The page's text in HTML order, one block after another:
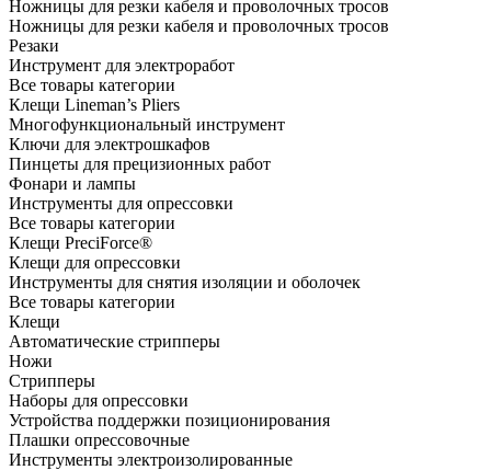
Ножницы для резки кабеля и проволочных тросов
Ножницы для резки кабеля и проволочных тросов
Резаки
Инструмент для электроработ
Все товары категории
Клещи Lineman’s Pliers
Многофункциональный инструмент
Ключи для электрошкафов
Пинцеты для прецизионных работ
Фонари и лампы
Инструменты для опрессовки
Все товары категории
Клещи PreciForce®
Клещи для опрессовки
Инструменты для снятия изоляции и оболочек
Все товары категории
Клещи
Автоматические стрипперы
Ножи
Стрипперы
Наборы для опрессовки
Устройства поддержки позиционирования
Плашки опрессовочные
Инструменты электроизолированные